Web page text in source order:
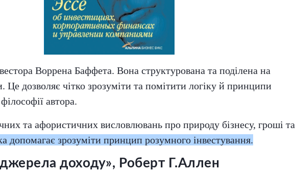
Воррена Баффета. Вона структурована та поділена на
Це дозволяє чітко зрозуміти та помітити логіку й принципи
автора.
та афористичних висловлювань про природу бізнесу, гроші та
допомагає зрозуміти принцип розумного інвестування.
доходу», Роберт Г.Аллен